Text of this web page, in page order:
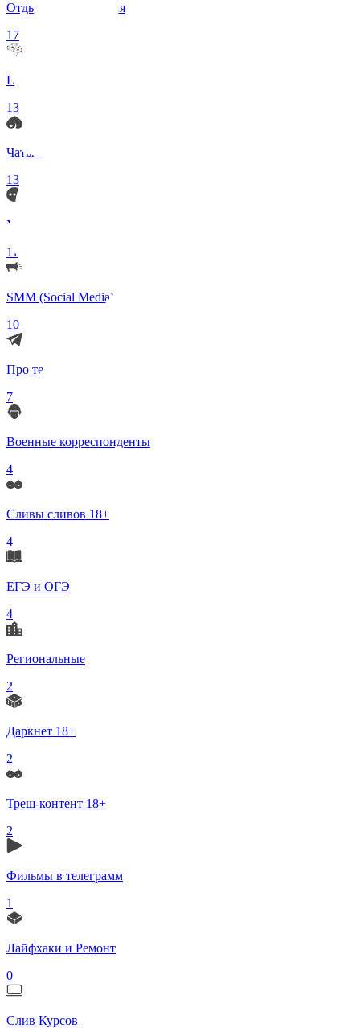
Отдых и Развлечения
17
Нейросети и ИИ
13
Чаты по интересам
13
Удаленка (Работа)
11
SMM (Social Media)
10
Про телеграмм
7
Военные корреспонденты
4
Сливы сливов 18+
4
ЕГЭ и ОГЭ
4
Региональные
2
Даркнет 18+
2
Треш-контент 18+
2
Фильмы в телеграмм
1
Лайфхаки и Ремонт
0
Слив Курсов